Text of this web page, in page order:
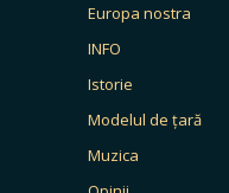
Europa nostra
INFO
Istorie
Modelul de țară
Muzica